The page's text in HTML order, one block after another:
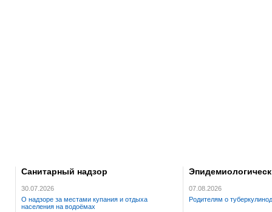
Санитарный надзор
30.07.2026
О надзоре за местами купания и отдыха
населения на водоёмах
07.08.2026
Родителям о